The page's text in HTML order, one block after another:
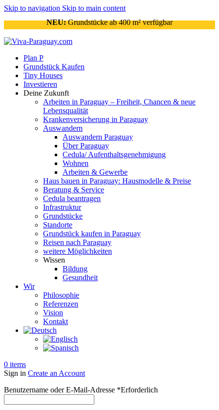
Skip to navigation Skip to main content
NEU:Grundstücke ab 400 m² verfügbar
Plan P
Grundstück Kaufen
Tiny Houses
Investieren
Deine Zukunft
Arbeiten in Paraguay – Freiheit, Chancen & neue
Lebensqualität
Krankenversicherung in Paraguay
Auswandern
Auswandern Paraguay
Über Paraguay
Cedula/ Aufenthaltsgenehmigung
Wohnen
Arbeiten & Gewerbe
Haus bauen in Paraguay: Hausmodelle & Preise
Beratung & Service
Cedula beantragen
Infrastruktur
Grundstücke
Standorte
Grundstück kaufen in Paraguay
Reisen nach Paraguay
weitere Möglichkeiten
Wissen
Bildung
Gesundheit
Wir
Philosophie
Referenzen
Vision
Kontakt
0 items
Sign in Create an Account
Benutzername oder E-Mail-Adresse *Erforderlich